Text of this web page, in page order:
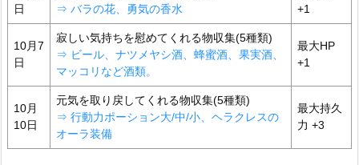
日
⇒ バラの花、勇気の香水
+1
10月7
日
寂しい気持ちを慰めてくれる物収集(5種類)
⇒ ビール、ナツメヤシ酒、蜂蜜酒、果実酒、
マッコリなど酒類。
最大HP
+1
10月
10日
元気を取り戻してくれる物収集(5種類)
⇒ 行動力ポーション大/中/小 、ヘラクレスの
オーラ装備
最大持久
力 +3